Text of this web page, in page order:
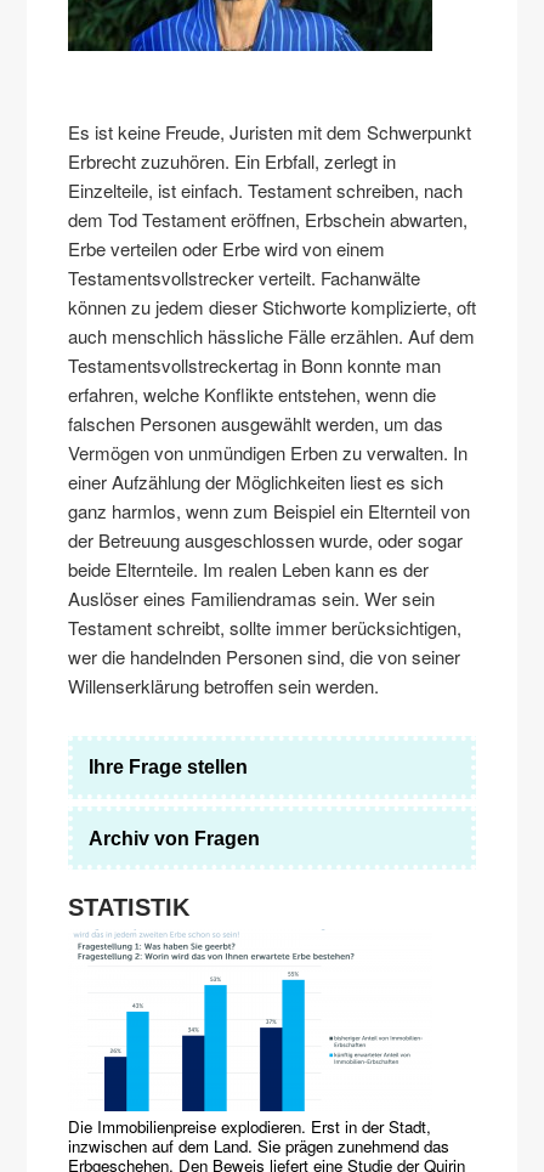
Es ist keine Freude, Juristen mit dem Schwerpunkt
Erbrecht zuzuhören. Ein Erbfall, zerlegt in
Einzelteile, ist einfach. Testament schreiben, nach
dem Tod Testament eröffnen, Erbschein abwarten,
Erbe verteilen oder Erbe wird von einem
Testamentsvollstrecker verteilt. Fachanwälte
können zu jedem dieser Stichworte komplizierte, oft
auch menschlich hässliche Fälle erzählen. Auf dem
Testamentsvollstreckertag in Bonn konnte man
erfahren, welche Konflikte entstehen, wenn die
falschen Personen ausgewählt werden, um das
Vermögen von unmündigen Erben zu verwalten. In
einer Aufzählung der Möglichkeiten liest es sich
ganz harmlos, wenn zum Beispiel ein Elternteil von
der Betreuung ausgeschlossen wurde, oder sogar
beide Elternteile. Im realen Leben kann es der
Auslöser eines Familiendramas sein. Wer sein
Testament schreibt, sollte immer berücksichtigen,
wer die handelnden Personen sind, die von seiner
Willenserklärung betroffen sein werden.
Ihre Frage stellen
Archiv von Fragen
STATISTIK
Die Immobilienpreise explodieren. Erst in der Stadt,
inzwischen auf dem Land. Sie prägen zunehmend das
Erbgeschehen. Den Beweis liefert eine Studie der Quirin